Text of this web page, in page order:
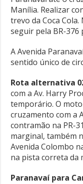
Manília. Realizar
trevo da Coca
seguir pela BR-376
A Avenida
sentido único de
Rota alternativa
com a Av. Harry
temporário. O
cruzamento com a
contramão na PR-
marginal, também
Avenida Colombo
na pista correta da
Paranavaí para